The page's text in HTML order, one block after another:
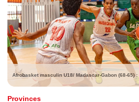
Provinces